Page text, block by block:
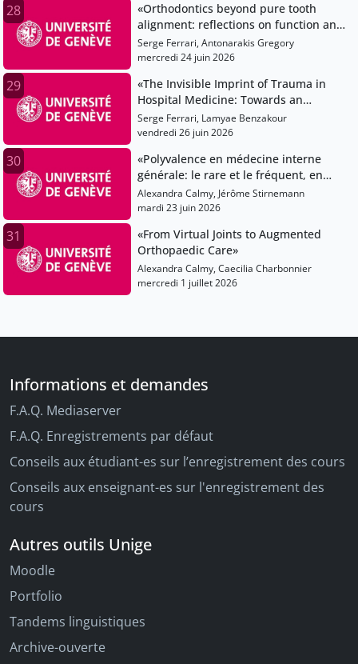
28
«Orthodontics beyond pure tooth
alignment: reflections on function and
inclusion»
Serge Ferrari, Antonarakis Gregory
mercredi 24 juin 2026
29
«The Invisible Imprint of Trauma in
Hospital Medicine: Towards an
Integrative Psychotraumatology in
Somatic Care»
Serge Ferrari, Lamyae Benzakour
vendredi 26 juin 2026
30
«Polyvalence en médecine interne
générale: le rare et le fréquent, en
clinique comme en recherche»
Alexandra Calmy, Jérôme Stirnemann
mardi 23 juin 2026
31
«From Virtual Joints to Augmented
Orthopaedic Care»
Alexandra Calmy, Caecilia Charbonnier
mercredi 1 juillet 2026
Informations et demandes
F.A.Q. Mediaserver
F.A.Q. Enregistrements par défaut
Conseils aux étudiant-es sur l’enregistrement des cours
Conseils aux enseignant-es sur l'enregistrement des
cours
Autres outils Unige
Moodle
Portfolio
Tandems linguistiques
Archive-ouverte